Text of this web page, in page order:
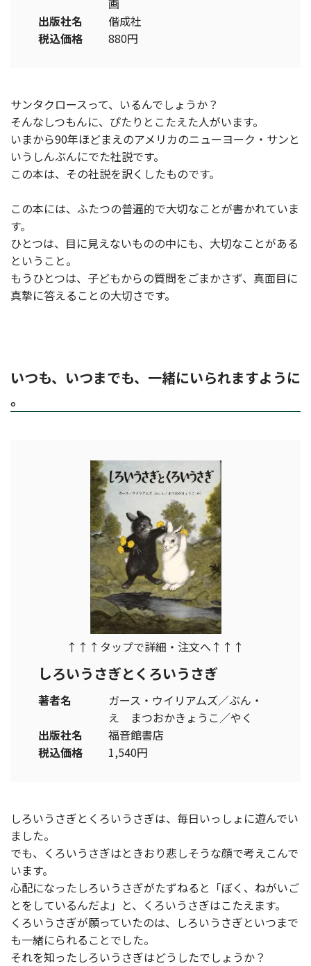
画
出版社名
偕成社
税込価格
880円
サンタクロースって、いるんでしょうか？
そんなしつもんに、ぴたりとこたえた人がいます。
いまから90年ほどまえのアメリカのニューヨーク・サンと
いうしんぶんにでた社説です。
この本は、その社説を訳くしたものです。
この本には、ふたつの普遍的で大切なことが書かれていま
す。
ひとつは、目に見えないものの中にも、大切なことがある
ということ。
もうひとつは、子どもからの質問をごまかさず、真面目に
真摯に答えることの大切さです。
いつも、いつまでも、一緒にいられますように
。
↑↑↑タップで詳細・注文へ↑↑↑
しろいうさぎとくろいうさぎ
著者名
ガース・ウイリアムズ／ぶん・
え まつおかきょうこ／やく
出版社名
福音館書店
税込価格
1,540円
しろいうさぎとくろいうさぎは、毎日いっしょに遊んでい
ました。
でも、くろいうさぎはときおり悲しそうな顔で考えこんで
います。
心配になったしろいうさぎがたずねると「ぼく、ねがいご
とをしているんだよ」と、くろいうさぎはこたえます。
くろいうさぎが願っていたのは、しろいうさぎといつまで
も一緒にられることでした。
それを知ったしろいうさぎはどうしたでしょうか？